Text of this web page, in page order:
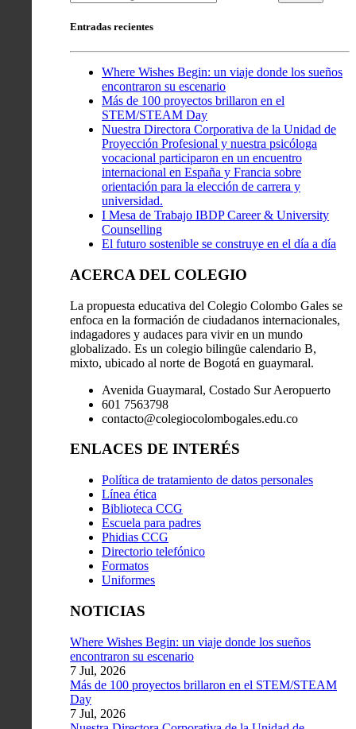
Entradas recientes
Where Wishes Begin: un viaje donde los sueños
encontraron su escenario
Más de 100 proyectos brillaron en el
STEM/STEAM Day
Nuestra Directora Corporativa de la Unidad de
Proyección Profesional y nuestra psicóloga
vocacional participaron en un encuentro
internacional en España y Francia sobre
orientación para la elección de carrera y
universidad.
I Mesa de Trabajo IBDP Career & University
Counselling
El futuro sostenible se construye en el día a día
ACERCA DEL COLEGIO
La propuesta educativa del Colegio Colombo Gales se
enfoca en la formación de ciudadanos internacionales,
indagadores y audaces para vivir en un mundo
globalizado. Es un colegio bilingüe calendario B,
mixto, ubicado al norte de Bogotá en guaymaral.
Avenida Guaymaral, Costado Sur Aeropuerto
601 7563798
contacto@colegiocolombogales.edu.co
ENLACES DE INTERÉS
Política de tratamiento de datos personales
Línea ética
Biblioteca CCG
Escuela para padres
Phidias CCG
Directorio telefónico
Formatos
Uniformes
NOTICIAS
Where Wishes Begin: un viaje donde los sueños
encontraron su escenario
7 Jul, 2026
Más de 100 proyectos brillaron en el STEM/STEAM
Day
7 Jul, 2026